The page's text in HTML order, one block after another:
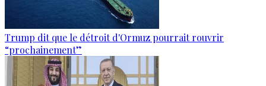
Trump dit que le détroit d'Ormuz pourrait rouvrir
“prochainement”